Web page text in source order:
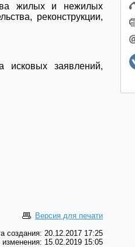
жилых и нежилых
реконструкции,
исковых заявлений,
Версия для печати
создания: 20.12.2017 17:25
15.02.2019 15:05